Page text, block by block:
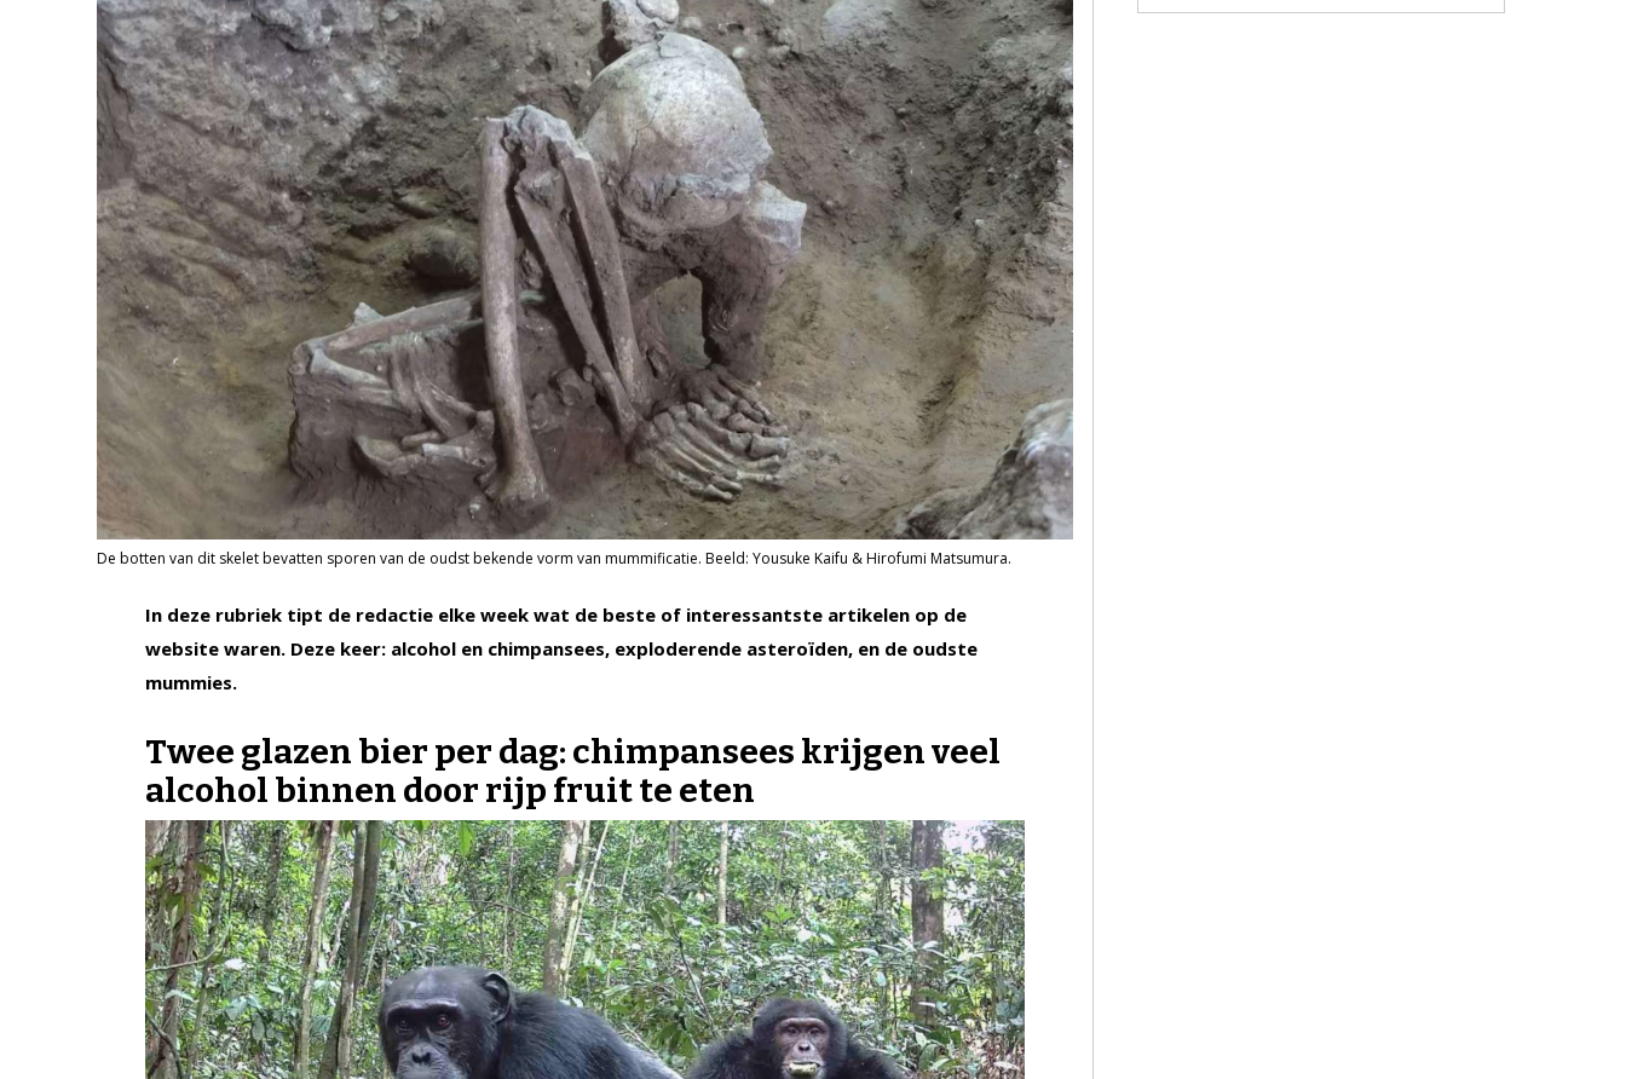
De botten van dit skelet bevatten sporen van de oudst bekende vorm van mummificatie. Beeld: Yousuke Kaifu & Hirofumi Matsumura.
In deze rubriek tipt de redactie elke week wat de beste of interessantste artikelen op de
website waren. Deze keer: alcohol en chimpansees, exploderende asteroïden, en de oudste
mummies.
Twee glazen bier per dag: chimpansees krijgen veel
alcohol binnen door rijp fruit te eten